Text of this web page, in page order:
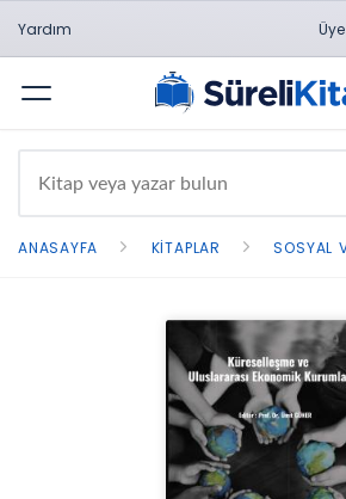
Yardım
Menü
ANASAYFA KITAPLAR SOSYAL